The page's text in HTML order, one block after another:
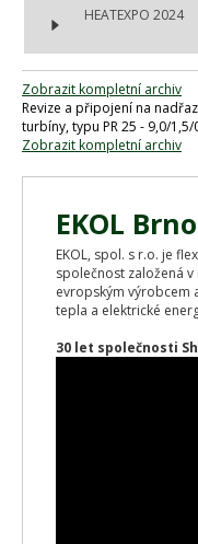
HEATEXPO 2024
Zobrazit kompletní archiv
Revize a připojení na
turbíny, typu PR 25 - 9,0/1,5/
Zobrazit kompletní archiv
EKOL Brno
EKOL, spol. s r.o. je
společnost založená
evropským výrobcem
tepla a elektrické
30 let společnosti